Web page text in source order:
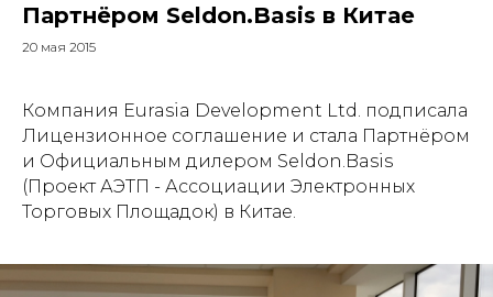
Партнёром Seldon.Basis в Китае
20 мая 2015
Компания Eurasia Development Ltd. подписала
Лицензионное соглашение и стала Партнёром
и Официальным дилером Seldon.Basis
(Проект АЭТП - Ассоциации Электронных
Торговых Площадок) в Китае.